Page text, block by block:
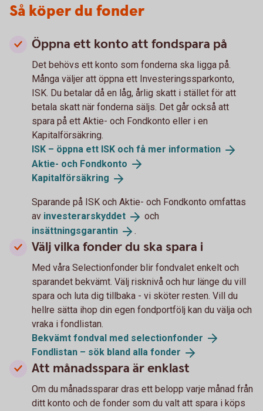
Så köper du fonder
Öppna ett konto att fondspara på
Det behövs ett konto som fonderna ska ligga på.
Många väljer att öppna ett Investeringssparkonto,
ISK. Du betalar då en låg, årlig skatt i stället för att
betala skatt när fonderna säljs. Det går också att
spara på ett Aktie- och Fondkonto eller i en
Kapitalförsäkring.
ISK – öppna ett ISK och få mer information
Aktie- och Fondkonto
Kapitalförsäkring
Sparande på ISK och Aktie- och Fondkonto omfattas
av investerarskyddet
och
insättningsgarantin
.
Välj vilka fonder du ska spara i
Med våra Selectionfonder blir fondvalet enkelt och
sparandet bekvämt. Välj risknivå och hur länge du vill
spara och luta dig tillbaka - vi sköter resten. Vill du
hellre sätta ihop din egen fondportfölj kan du välja och
vraka i fondlistan.
Bekvämt fondval med selectionfonder
Fondlistan – sök bland alla fonder
Att månadsspara är enklast
Om du månadssparar dras ett belopp varje månad från
ditt konto och de fonder som du valt att spara i köps